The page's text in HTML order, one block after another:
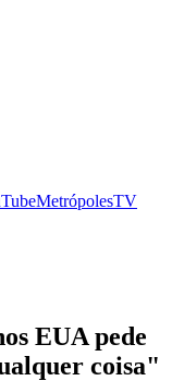
MetrópolesTV
EUA pede
coisa"